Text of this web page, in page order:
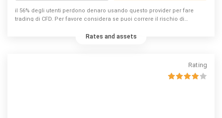
il 56% degli utenti perdono denaro usando questo provider per fare
trading di CFD. Per favore considera se puoi correre il rischio di
Rates and assets
Rating